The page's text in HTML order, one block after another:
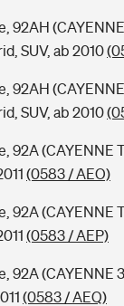
92AH
SUV, ab 2010
92AH
SUV, ab 2010
92A (CAYENNE
(0583 / AEO)
92A (CAYENNE
(0583 / AEP)
92A (CAYENNE
(0583 / AEQ)